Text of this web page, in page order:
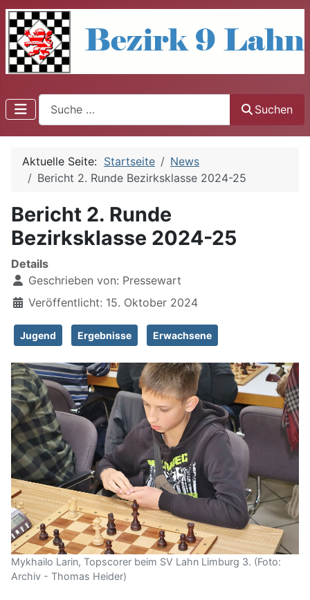
Suchen
Suchen
Aktuelle Seite: Startseite
News
Bericht 2. Runde Bezirksklasse 2024-25
Bericht 2. Runde
Bezirksklasse 2024-25
Details
Geschrieben von: Pressewart
Veröffentlicht: 15. Oktober 2024
Jugend Ergebnisse Erwachsene
Mykhailo Larin, Topscorer beim SV Lahn Limburg 3. (Foto:
Archiv - Thomas Heider)